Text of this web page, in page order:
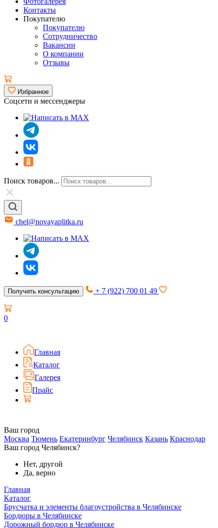
Контакты
Покупателю
Покупателю
Сотрудничество
Вакансии
О компании
Отзывы
Избранное
Соцсети и мессенджеры
Поиск товаров...
chel@novayaplitka.ru
Получить консультацию + 7 (922) 700 01 49
0
Главная
Каталог
Галерея
Прайс
Ваш город
Москва Тюмень Екатеринбург Челябинск Казань Краснодар
Ваш город Челябинск?
Нет, другой
Да, верно
Главная
Каталог
Брусчатка и элементы благоустройства в Челябинске
Бордюры в Челябинске
Дорожный бордюр в Челябинске